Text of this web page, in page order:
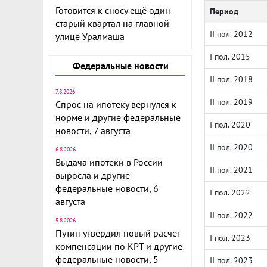
Готовится к сносу ещё один
старый квартал на главной
улице Уралмаша
Федеральные новости
7.8.2026
Спрос на ипотеку вернулся к
норме и другие федеральные
новости, 7 августа
6.8.2026
Выдача ипотеки в России
выросла и другие
федеральные новости, 6
августа
5.8.2026
Путин утвердил новый расчет
компенсации по КРТ и другие
федеральные новости, 5
Период
II пол. 2012
I пол. 2015
II пол. 2018
II пол. 2019
I пол. 2020
II пол. 2020
II пол. 2021
I пол. 2022
II пол. 2022
I пол. 2023
II пол. 2023